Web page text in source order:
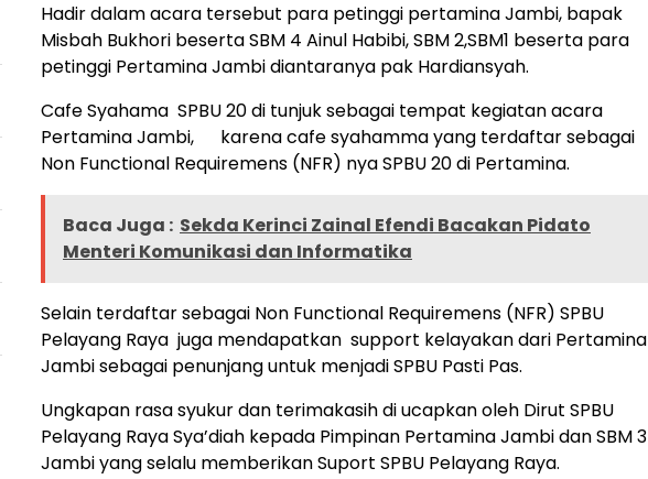
Hadir dalam acara tersebut para petinggi pertamina Jambi, bapak
Misbah Bukhori beserta SBM 4 Ainul Habibi, SBM 2,SBM1 beserta para
petinggi Pertamina Jambi diantaranya pak Hardiansyah.
Cafe Syahama SPBU 20 di tunjuk sebagai tempat kegiatan acara
Pertamina Jambi, karena cafe syahamma yang terdaftar sebagai
Non Functional Requiremens (NFR) nya SPBU 20 di Pertamina.
Baca Juga : Sekda Kerinci Zainal Efendi Bacakan Pidato
Menteri Komunikasi dan Informatika
Selain terdaftar sebagai Non Functional Requiremens (NFR) SPBU
Pelayang Raya juga mendapatkan support kelayakan dari Pertamina
Jambi sebagai penunjang untuk menjadi SPBU Pasti Pas.
Ungkapan rasa syukur dan terimakasih di ucapkan oleh Dirut SPBU
Pelayang Raya Sya’diah kepada Pimpinan Pertamina Jambi dan SBM 3
Jambi yang selalu memberikan Suport SPBU Pelayang Raya.